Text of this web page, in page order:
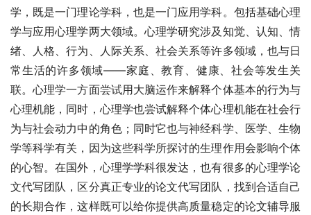
学，既是一门理论学科，也是一门应用学科。包括基础心理
学与应用心理学两大领域。心理学研究涉及知觉、认知、情
绪、人格、行为、人际关系、社会关系等许多领域，也与日
常生活的许多领域——家庭、教育、健康、社会等发生关
联。心理学一方面尝试用大脑运作来解释个体基本的行为与
心理机能，同时，心理学也尝试解释个体心理机能在社会行
为与社会动力中的角色；同时它也与神经科学、医学、生物
学等科学有关，因为这些科学所探讨的生理作用会影响个体
的心智。在国外，心理学学科很发达，也有很多的心理学论
文代写团队，区分真正专业的论文代写团队，找到合适自己
的长期合作，这样既可以给你提供高质量稳定的论文辅导服